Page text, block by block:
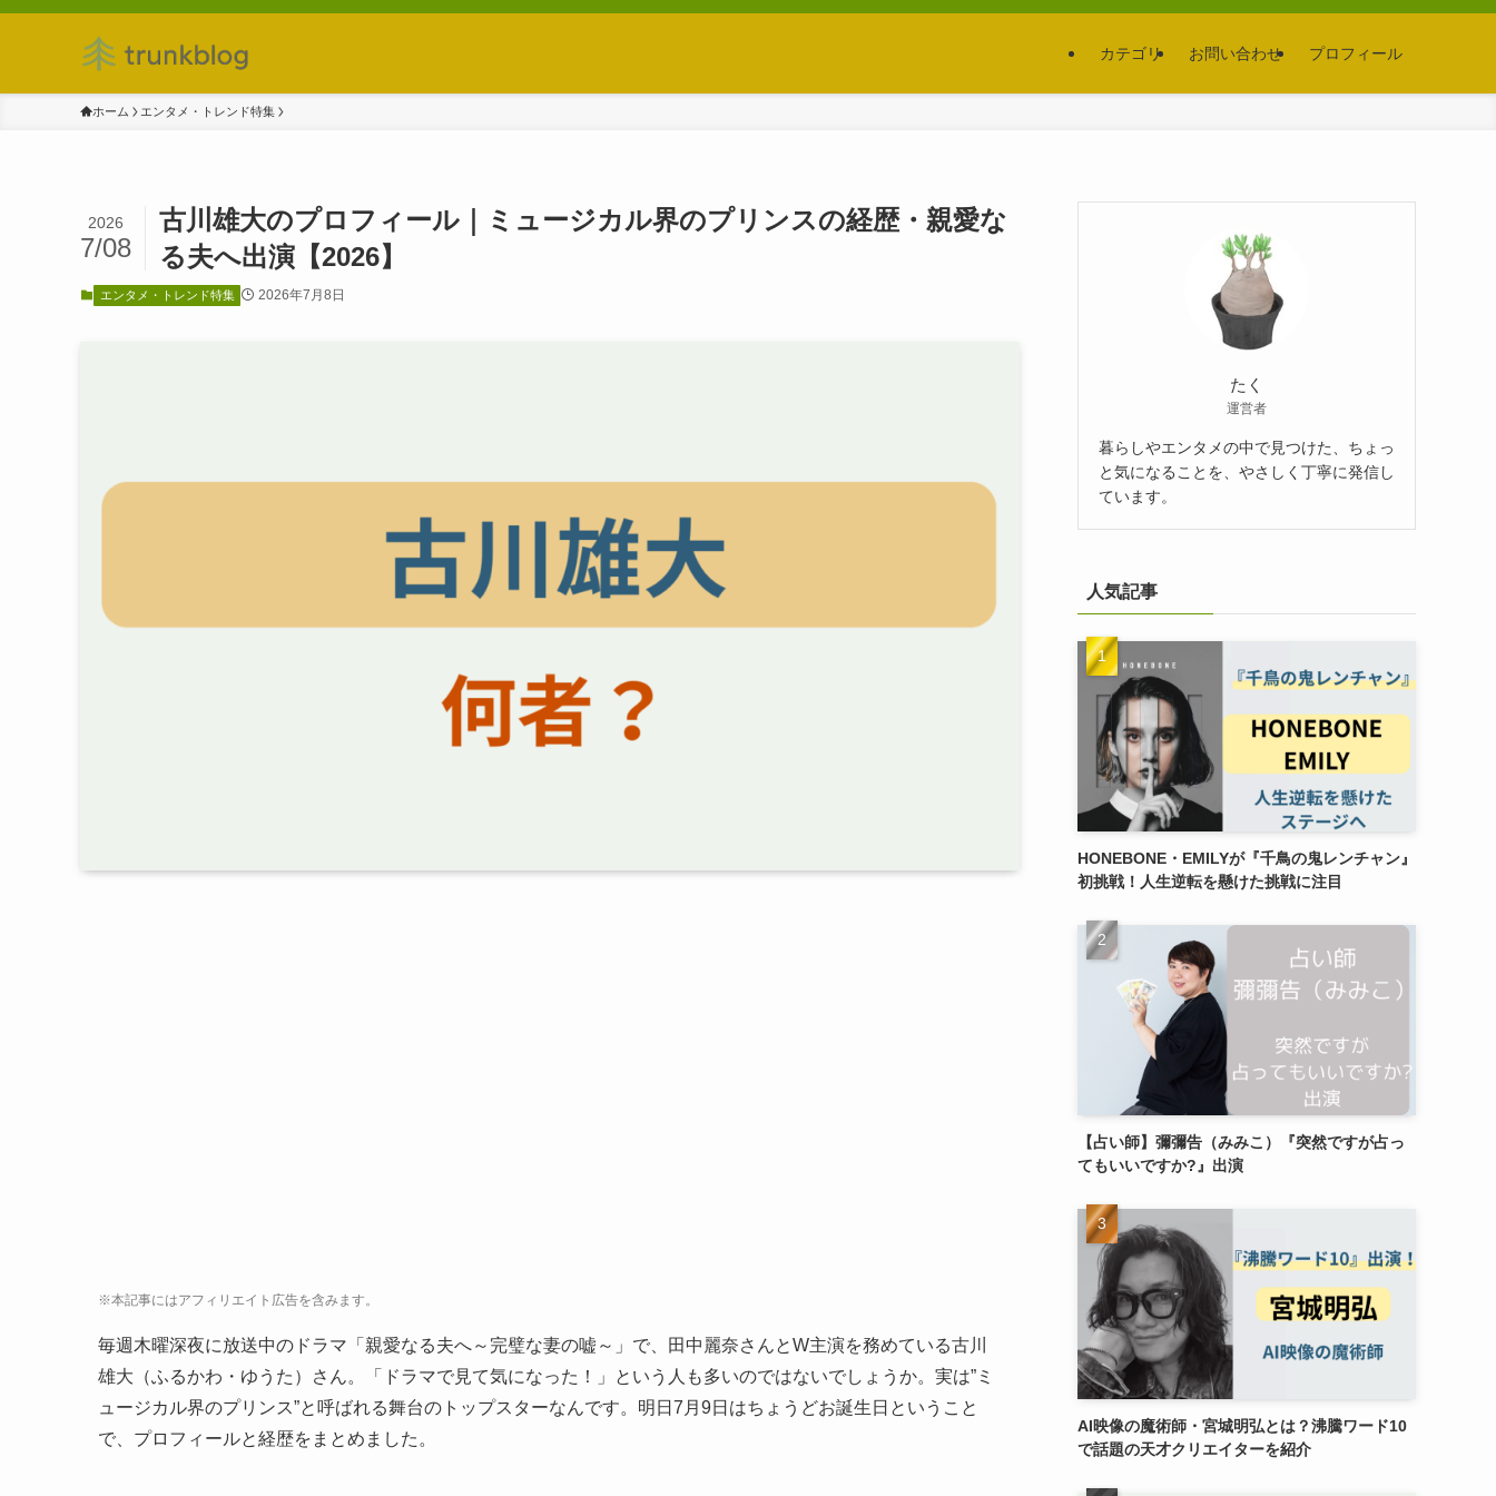
カテゴリ お問い合わせ プロフィール
ホーム エンタメ・トレンド特集
古川雄大のプロフィール｜ミュージカル界のプリンスの経歴・親愛な
る夫へ出演【2026】
2026
7/08
エンタメ・トレンド特集 2026年7月8日
※本記事にはアフィリエイト広告を含みます。
毎週木曜深夜に放送中のドラマ「親愛なる夫へ～完璧な妻の嘘～」で、田中麗奈さんとW主演を務めている古川
雄大（ふるかわ・ゆうた）さん。「ドラマで見て気になった！」という人も多いのではないでしょうか。実は”ミ
ュージカル界のプリンス”と呼ばれる舞台のトップスターなんです。明日7月9日はちょうどお誕生日ということ
で、プロフィールと経歴をまとめました。
たく
運営者
暮らしやエンタメの中で見つけた、ちょっ
と気になることを、やさしく丁寧に発信し
ています。
人気記事
HONEBONE・EMILYが『千鳥の鬼レンチャン』
初挑戦！人生逆転を懸けた挑戦に注目
【占い師】彌彌告（みみこ）『突然ですが占っ
てもいいですか?』出演
AI映像の魔術師・宮城明弘とは？沸騰ワード10
で話題の天才クリエイターを紹介